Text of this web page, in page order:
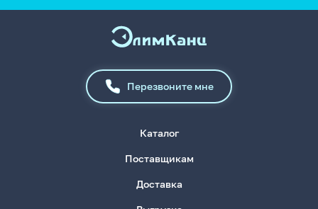
Перезвоните мне
Каталог
Поставщикам
Доставка